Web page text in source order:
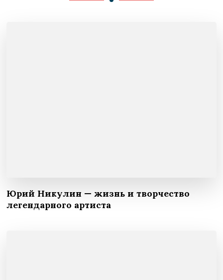
Юрий Никулин — жизнь и творчество
легендарного артиста